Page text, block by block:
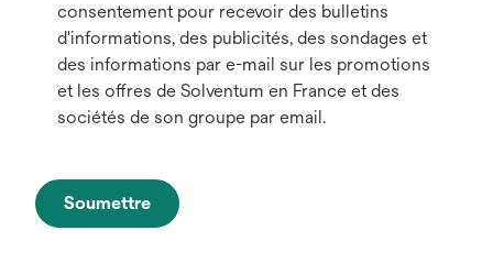
consentement pour recevoir des bulletins
d'informations, des publicités, des sondages et
des informations par e-mail sur les promotions
et les offres de Solventum en France et des
sociétés de son groupe par email.
Soumettre